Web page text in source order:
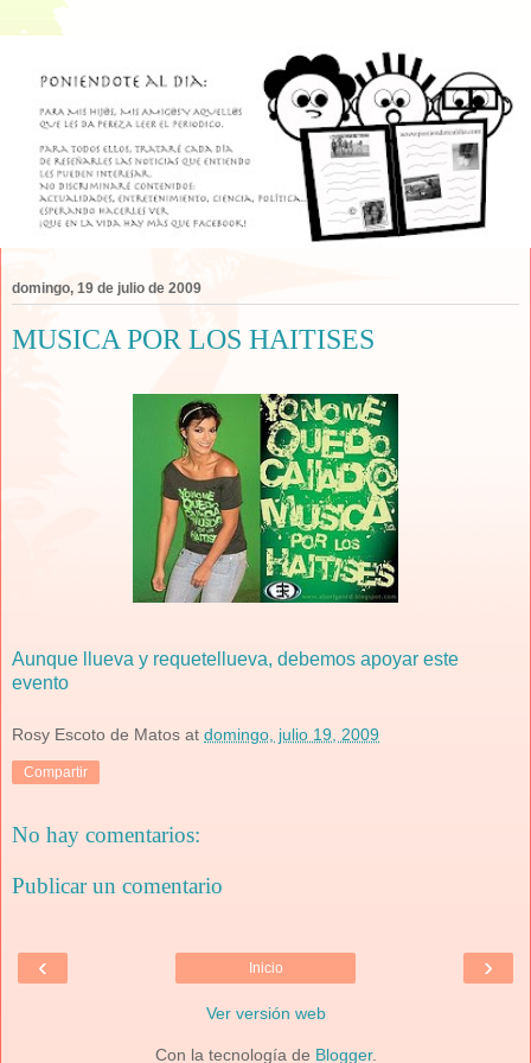
domingo, 19 de julio de 2009
MUSICA POR LOS HAITISES
Aunque llueva y requetellueva, debemos apoyar este
evento
Rosy Escoto de Matos at domingo, julio 19, 2009
Compartir
No hay comentarios:
Publicar un comentario
‹ ›
Inicio
Ver versión web
Con la tecnología de Blogger.